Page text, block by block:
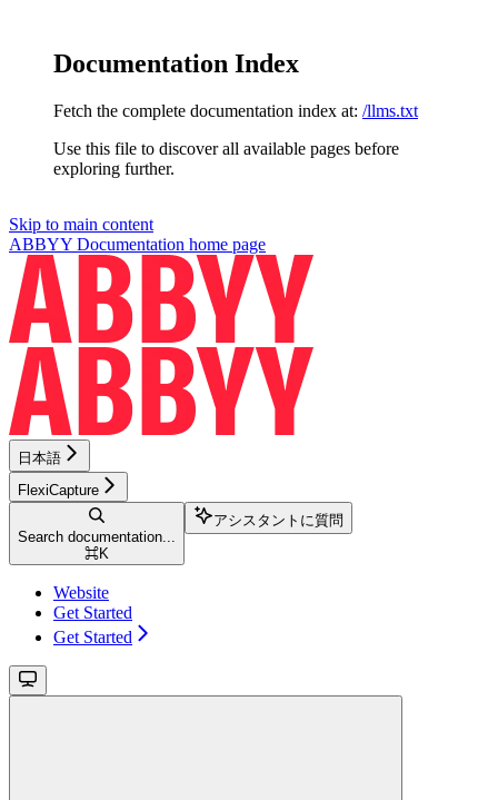
Documentation Index
Fetch the complete documentation index at: /llms.txt
Use this file to discover all available pages before
exploring further.
Skip to main content
ABBYY Documentation home page
日本語
FlexiCapture
Search documentation...
⌘K
アシスタントに質問
Website
Get Started
Get Started